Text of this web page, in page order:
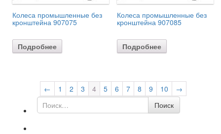
Колеса промышленные без
кронштейна 907075
Подробнее
Колеса промышленные без
кронштейна 907085
Подробнее
← 1 2 3 4 5 6 7 8 9 10
→
Поиск
по
Поиск